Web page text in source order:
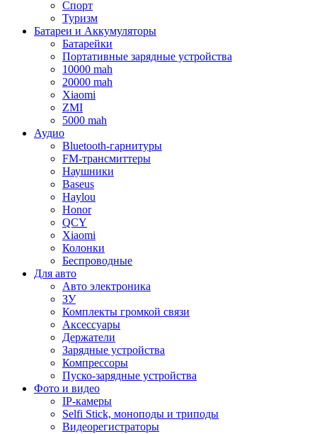
Спорт
Туризм
Батареи и Аккумуляторы
Батарейки
Портативные зарядные устройства
10000 mah
20000 mah
Xiaomi
ZMI
5000 mah
Аудио
Bluetooth-гарнитуры
FM-трансмиттеры
Наушники
Baseus
Haylou
Honor
QCY
Xiaomi
Колонки
Беспроводные
Для авто
Авто электроника
ЗУ
Комплекты громкой связи
Аксессуары
Держатели
Зарядные устройства
Компрессоры
Пуско-зарядные устройства
Фото и видео
IP-камеры
Selfi Stick, моноподы и триподы
Видеорегистраторы